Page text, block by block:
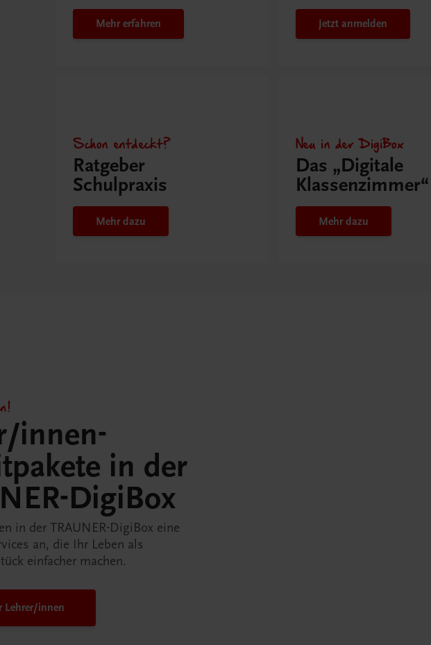
Mehr erfahren Jetzt anmelden
Schon entdeckt?
Ratgeber
Schulpraxis
Mehr dazu
Neu in der DigiBox
Das „Digitale
Klassenzimmer“
Mehr dazu
innen-
in der
DigiBox
in der TRAUNER-DigiBox eine
an, die Ihr Leben als
einfacher machen.
Lehrer/innen